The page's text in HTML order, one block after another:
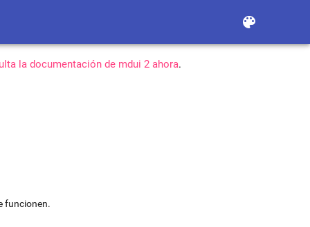
color_lens
la documentación de mdui 2 ahora.
funcionen.